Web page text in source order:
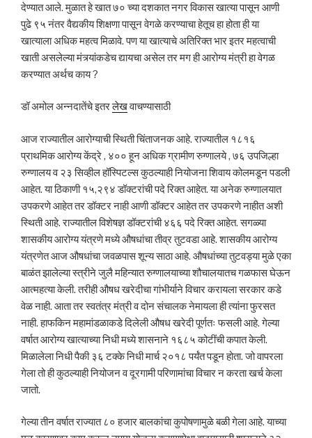
देण्यात आले. मुळात हे खात ७० च्या दशकात नगर विकास खात्या पासून आणी
पुढे ९५ नंतर वैद्यकीय शिक्षणा पासून वेगळे करण्याचा हेतूच हा होता ही या
खात्याला अधिक महत्व मिळावे. पण या खात्याचे अतिरिक्त भार इतर महत्वाची
खाती असलेल्या मंत्र्यांकडेच द्यायचा असेल तर मग ही आरोग्य मंत्री हा वेगळ
करण्यात अर्थच काय ?
डॉ अमोल अन्नदातेंचे इतरलेखवाचण्यासाठी
आज राज्यातील आरोग्याची स्थिती चिंताजनक आहे. राज्यातील १८१६
प्राथमिक आरोग्य केंद्रे , ४०० हून अधिक ग्रामीण रुग्णालये , ७६ उपजिल्हा
रुग्णालय व २३ सिव्हील हॉस्पिटल्स कुठल्याही नियोजना शिवाय कोलमडून पडली
आहेत. या ठिकाणी १५,२९४ डॉक्टरांची पदे रिक्त आहेत. या अनेक रुग्णालयात
उपकरणे आहेत तर डॉक्टर नाही आणी डॉक्टर आहेत तर उपकरणे नाहीत अशी
स्थिती आहे. राज्यातील विशेषज्ञ डॉक्टरांची ४६६ पदे रिक्त आहेत. सगळ्या
शासकीय आरोग्य यंत्रणे मध्ये औषधांचा तीव्र तुटवडा आहे. शासकीय आरोग्य
यंत्रणेत आज औषधांचा जवळपास शून्य साठा आहे. औषधांच्या तुटवड्या मुळे एका
बाळंत झालेल्या स्त्रीने जुलै महिन्यात रुग्णालयाच्या शौचालयातच गळफास घेऊन
आत्महत्या केली. तरीही औषध खरेदीचा गांभीर्याने विचार करायला सरकार कडे
वेळ नाही. आता तर स्वतंत्र मंत्री व दोन संचालक नेमायला ही त्यांना फुरसत
नाही. हाफकिन महामांडळाकडे दिलेली औषध खरेदी पूर्णतः फसली आहे. गेल्या
वर्षात आरोग्य खात्याच्या निधी मध्ये शासनाने १६८५ कोटींची कपात केली.
मिळालेला निधी पैकी ३६ टक्के निधी मार्च २०१८ पर्यंत पडून होता. जो वापरला
गेला तो ही कुठल्याही नियोजन व दूरगामी परिणामांचा विचार न करता खर्च केला
जातो.
गेल्या तीन वर्षात राज्यात ८० हजार बालकांचा कुपोषणामुळे बळी गेला आहे. याच्या